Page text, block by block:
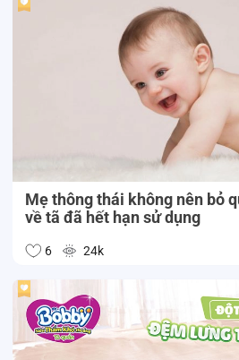
Mẹ thông thái không nên bỏ
về tã đã hết hạn sử dụng
6 24k